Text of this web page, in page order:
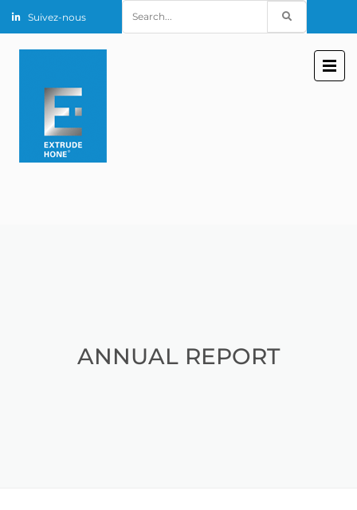
Suivez-nous
for:
ANNUAL REPORT